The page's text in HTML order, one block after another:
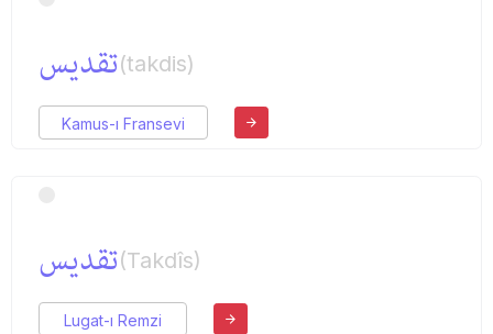
تقدیس(takdis)
Kamus-ı Fransevi
تقدیس(Takdîs)
Lugat-ı Remzi